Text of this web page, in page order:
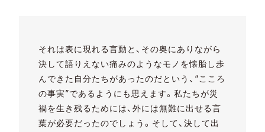
それは表に現れる言動と、その奥にありながら
決して語りえない痛みのようなモノを懐胎し歩
んできた自分たちがあったのだという、“こころ
の事実”であるようにも思えます。私たちが災
禍を生き残るためには、外には無難に出せる言
葉が必要だったのでしょう。そして、決して出